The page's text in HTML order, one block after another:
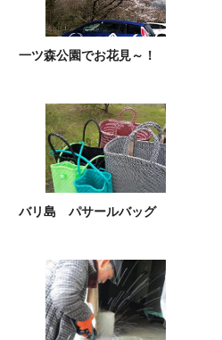
一ツ森公園でお花見～！
バリ島 パサールバッグ